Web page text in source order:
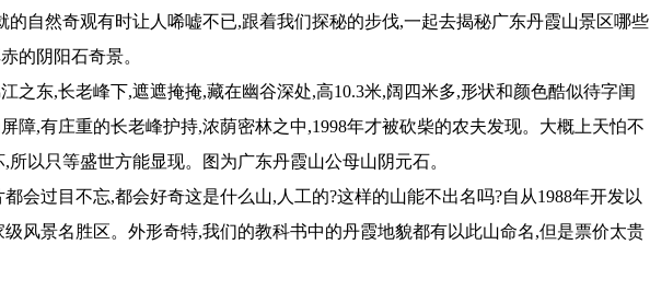
的自然奇观有时让人唏嘘不已,跟着我们探秘的步伐,一起去揭秘广东丹霞山景区哪些
的阴阳石奇景。
之东,长老峰下,遮遮掩掩,藏在幽谷深处,高10.3米,阔四米多,形状和颜色酷似待字闺
障,有庄重的长老峰护持,浓荫密林之中,1998年才被砍柴的农夫发现。大概上天怕不
以只等盛世方能显现。图为广东丹霞山公母山阴元石。
会过目不忘,都会好奇这是什么山,人工的?这样的山能不出名吗?自从1988年开发以
风景名胜区。外形奇特,我们的教科书中的丹霞地貌都有以此山命名,但是票价太贵